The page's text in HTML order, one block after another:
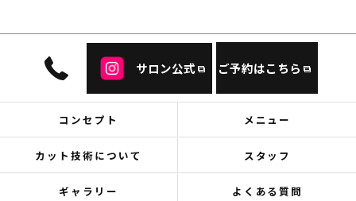
サロン公式 ご予約はこちら
コンセプト メニュー
カット技術について スタッフ
ギャラリー よくある質問